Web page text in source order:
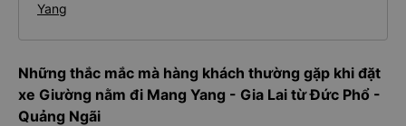
Yang
Những thắc mắc mà hàng khách thường gặp khi đặt
xe Giường nằm đi Mang Yang - Gia Lai từ Đức Phổ -
Quảng Ngãi